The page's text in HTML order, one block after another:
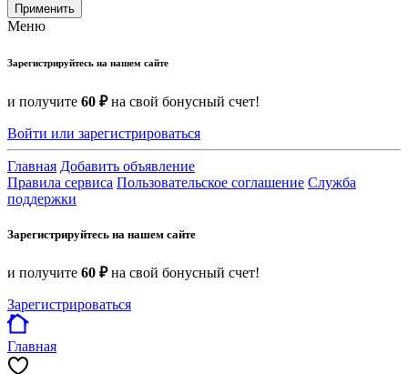
Применить
Меню
Зарегистрируйтесь на нашем сайте
и получите 60 ₽на свой бонусный счет!
Войти или зарегистрироваться
Главная Добавить объявление
Правила сервиса Пользовательское соглашение Служба
поддержки
Зарегистрируйтесь на нашем сайте
и получите 60 ₽на свой бонусный счет!
Зарегистрироваться
Главная